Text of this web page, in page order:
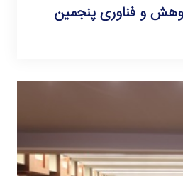
و فناوری پنجمین